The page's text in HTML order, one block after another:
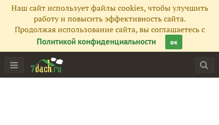
Наш сайт использует файлы cookies, чтобы улучшить
работу и повысить эффективность сайта.
Продолжая использование сайта, вы соглашаетесь с
Политикой конфиденциальности
ок